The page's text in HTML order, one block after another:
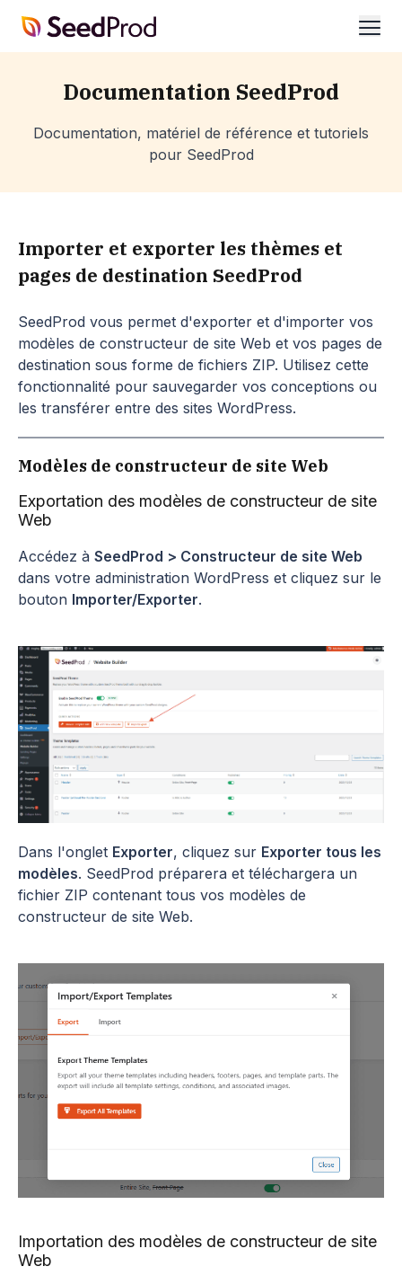
SeedProd
Documentation SeedProd
Documentation, matériel de référence et tutoriels
pour SeedProd
Importer et exporter les thèmes et
pages de destination SeedProd
SeedProd vous permet d'exporter et d'importer vos
modèles de constructeur de site Web et vos pages de
destination sous forme de fichiers ZIP. Utilisez cette
fonctionnalité pour sauvegarder vos conceptions ou
les transférer entre des sites WordPress.
Modèles de constructeur de site Web
Exportation des modèles de constructeur de site
Web
Accédez à SeedProd > Constructeur de site Web
dans votre administration WordPress et cliquez sur le
bouton Importer/Exporter.
Dans l'onglet Exporter, cliquez sur Exporter tous les
modèles. SeedProd préparera et téléchargera un
fichier ZIP contenant tous vos modèles de
constructeur de site Web.
Importation des modèles de constructeur de site
Web